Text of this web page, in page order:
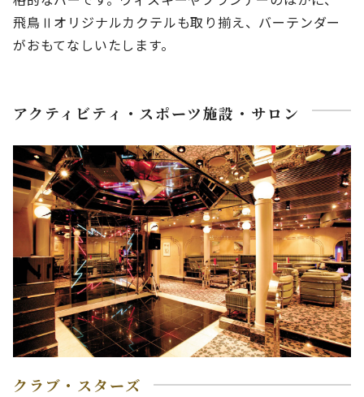
飛鳥Ⅱオリジナルカクテルも取り揃え、バーテンダー
がおもてなしいたします。
アクティビティ・スポーツ施設・サロン
クラブ・スターズ